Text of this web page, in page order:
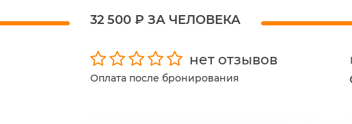
32 500 ₽ ЗА ЧЕЛОВЕКА
нет отзывов
Оплата после бронирования